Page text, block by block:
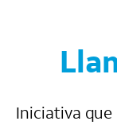
Iniciativa